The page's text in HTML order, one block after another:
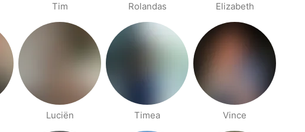
Tim Rolandas Elizabeth
Luciën Timea Vince